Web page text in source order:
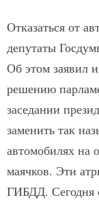
Отказаться от
депутаты
Об этом заявил
решению
заседании
заменить так
автомобилях на
маячков. Эти
ГИБДД. Сегодня